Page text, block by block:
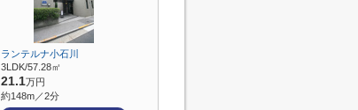
ランテルナ小石川
3LDK/57.28㎡
21.1万円
約148m／2分